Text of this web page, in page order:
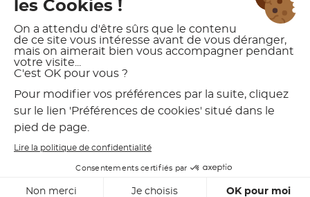
© 2026 AKW INTERNATIONAL
MENTIONS LÉGALES
POLITIQUE DE CONFIDENTIALITÉ
CONDITIONS GÉNÉRALES DE VENTE
CHARTE D’UTILISATION DES VISUELS AKW